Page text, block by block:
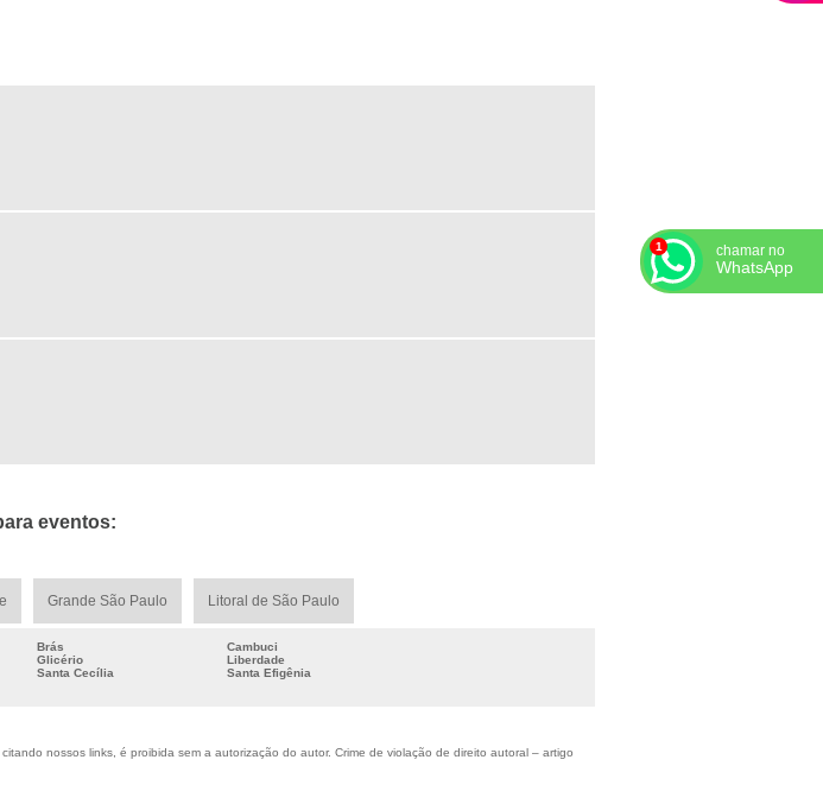
eventos:
Grande São Paulo Litoral de São Paulo
Brás
Cambuci
Glicério
Liberdade
Santa Cecília
Santa Efigênia
nossos links, é proibida sem a autorização do autor. Crime de violação de direito autoral – artigo
chamar no
WhatsApp